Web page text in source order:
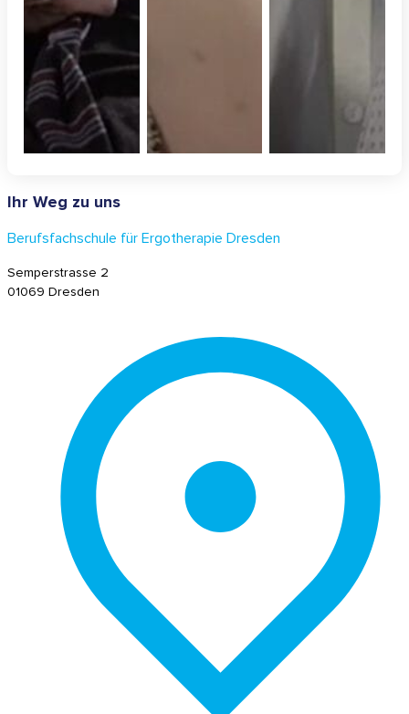
Ihr Weg zu uns
Berufsfachschule für Ergotherapie Dresden
Semperstrasse 2
01069 Dresden